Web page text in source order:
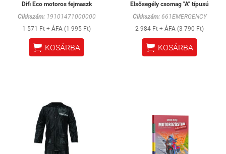
Difi Eco motoros fejmaszk
Cikkszám:19101471000000
1 571 Ft + ÁFA (1 995 Ft)
 KOSÁRBA
Elsősegély csomag "A" típusú
Cikkszám:661EMERGENCY
2 984 Ft + ÁFA (3 790 Ft)
 KOSÁRBA